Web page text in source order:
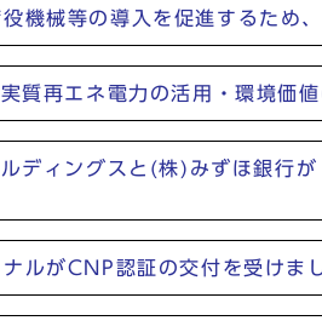
機械等の導入を促進するため
質再エネ電力の活用・環境価値
ディングスと(株)みずほ銀行
ルがCNP認証の交付を受けま